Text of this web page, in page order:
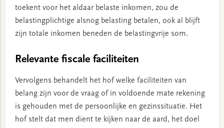
toekent voor het aldaar belaste inkomen, zou de
belastingplichtige alsnog belasting betalen, ook al blijft
zijn totale inkomen beneden de belastingvrije som.
Relevante fiscale faciliteiten
Vervolgens behandelt het hof welke faciliteiten van
belang zijn voor de vraag of in voldoende mate rekening
is gehouden met de persoonlijke en gezinssituatie. Het
hof stelt dat men dient te kijken naar de aard, het doel